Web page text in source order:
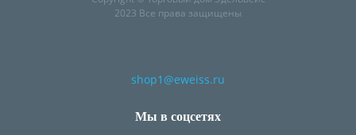
2023 Все права защищены
shop1@eweiss.ru
Мы в соцсетях